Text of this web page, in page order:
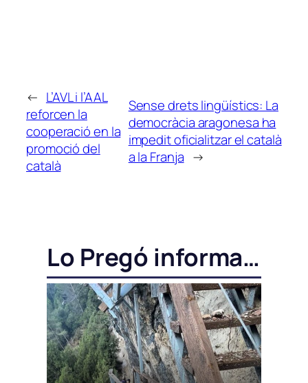
← L’AVL i l’AAL
reforcen la
cooperació en la
promoció del
català
Sense drets lingüístics: La
democràcia aragonesa ha
impedit oficialitzar el català
a la Franja →
Lo Pregó informa…